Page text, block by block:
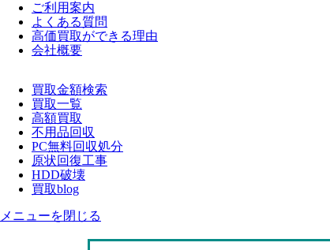
ご利用案内
よくある質問
高価買取ができる理由
会社概要
買取金額検索
買取一覧
高額買取
不用品回収
PC無料回収処分
原状回復工事
HDD破壊
買取blog
メニューを閉じる